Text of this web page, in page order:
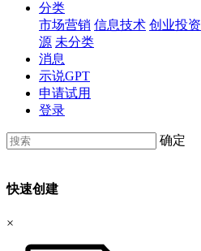
分类
市场营销 信息技术 创业投资
源 未分类
消息
示说GPT
申请试用
登录
确定
快速创建
×